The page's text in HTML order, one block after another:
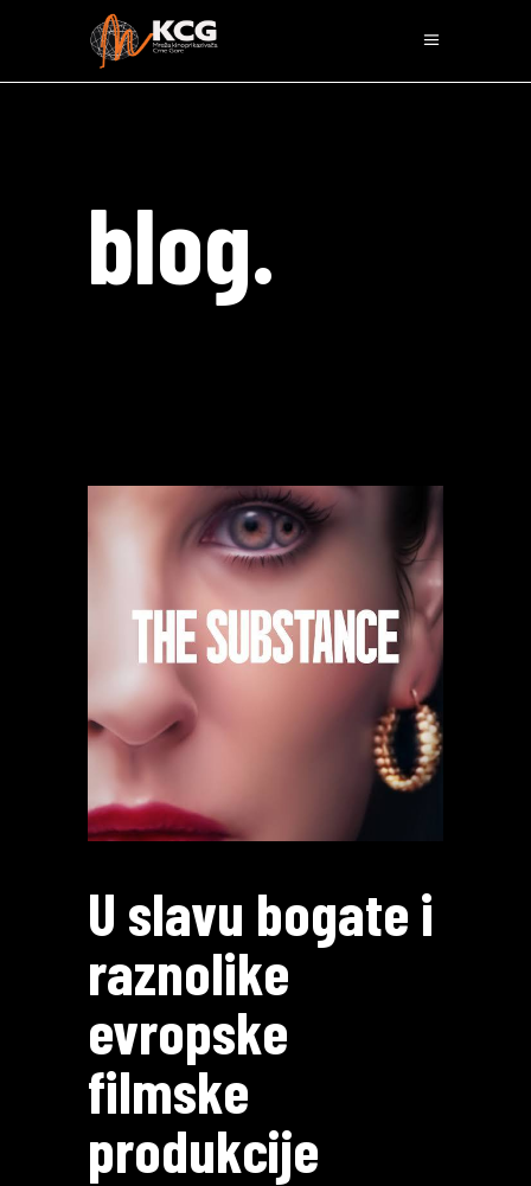
blog.
U slavu bogate i
raznolike
evropske
filmske
produkcije